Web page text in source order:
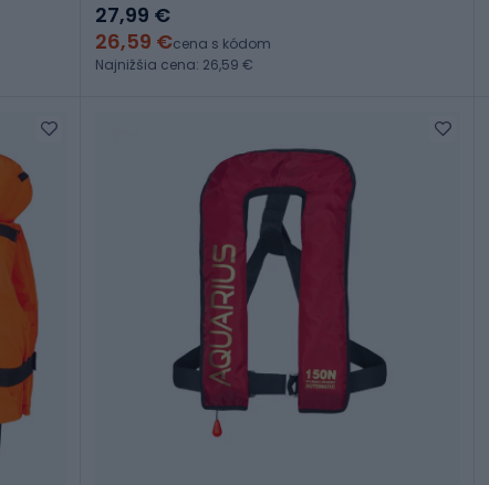
27,99 €
26,59 €cena s kódom
Najnižšia cena: 26,59 €